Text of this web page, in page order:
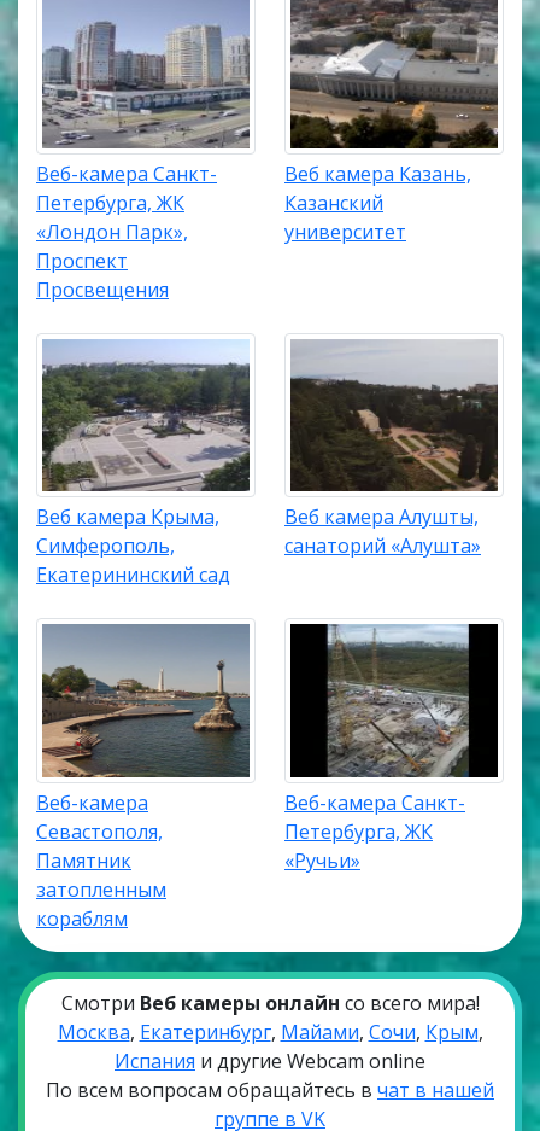
Веб-камера Санкт-
Петербурга, ЖК
«Лондон Парк»,
Проспект
Просвещения
Веб камера Казань,
Казанский
университет
Веб камера Крыма,
Симферополь,
Екатерининский сад
Веб камера Алушты,
санаторий «Алушта»
Веб-камера
Севастополя,
Памятник
затопленным
кораблям
Веб-камера Санкт-
Петербурга, ЖК
«Ручьи»
Смотри Веб камеры онлайн со всего мира!
Москва, Екатеринбург, Майами, Сочи, Крым,
Испания и другие Webcam online
По всем вопросам обращайтесь в чат в нашей
группе в VK